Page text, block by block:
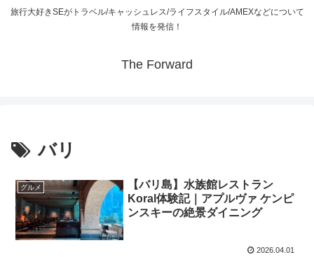
旅行大好きSEがトラベル/キャッシュレス/ライフスタイル/AMEXなどについて
情報を発信！
The Forward
バリ
グルメ
【バリ島】水族館レストラン
Koral体験記｜アプルヴァ ケンピ
ンスキーの絶景ダイニング
2026.04.01